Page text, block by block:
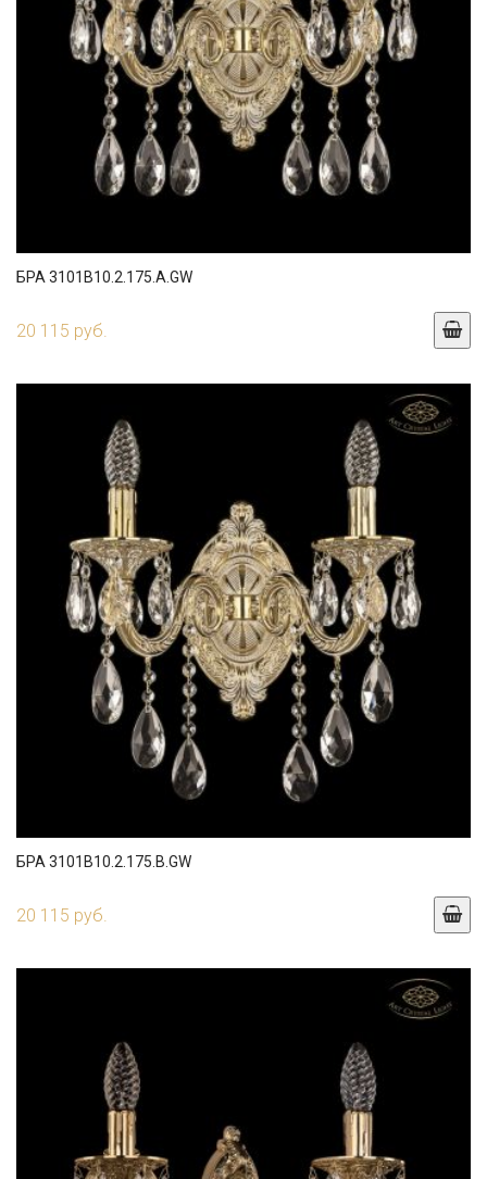
БРА 3101B10.2.175.A.GW
20 115 руб.
БРА 3101B10.2.175.B.GW
20 115 руб.